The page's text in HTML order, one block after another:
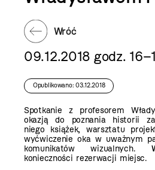
Wróć
09.12.2018 godz.
Opublikowano: 03.12.2018
Spotkanie z profesorem
okazją do poznania historii
niego książek, warsztatu
wyćwiczenie oka w uważnym
komunikatów wizualnych.
konieczności rezerwacji miejsc.